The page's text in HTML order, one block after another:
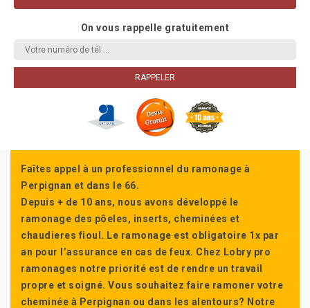
On vous rappelle gratuitement
Faîtes appel à un professionnel du ramonage à
Perpignan et dans le 66.
Depuis + de 10 ans, nous avons développé le
ramonage des pôeles, inserts, cheminées et
chaudieres fioul. Le ramonage est obligatoire 1x par
an pour l’assurance en cas de feux. Chez Lobry pro
ramonages notre priorité est de rendre un travail
propre et soigné. Vous souhaitez faire ramoner votre
cheminée à Perpignan ou dans les alentours? Notre